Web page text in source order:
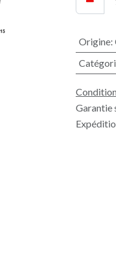
Origine:
Garantie